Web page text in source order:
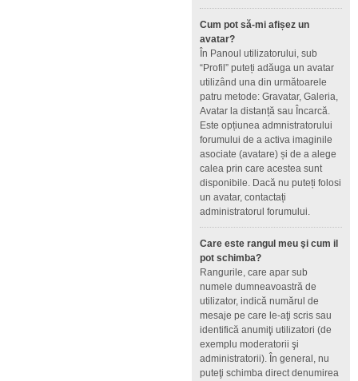
Cum pot să-mi afișez un
avatar?
În Panoul utilizatorului, sub
“Profil” puteți adăuga un avatar
utilizând una din următoarele
patru metode: Gravatar, Galeria,
Avatar la distanță sau Încarcă.
Este opțiunea admnistratorului
forumului de a activa imaginile
asociate (avatare) și de a alege
calea prin care acestea sunt
disponibile. Dacă nu puteți folosi
un avatar, contactați
administratorul forumului.
Care este rangul meu şi cum il
pot schimba?
Rangurile, care apar sub
numele dumneavoastră de
utilizator, indică numărul de
mesaje pe care le-aţi scris sau
identifică anumiţi utilizatori (de
exemplu moderatorii şi
administratorii). În general, nu
puteţi schimba direct denumirea